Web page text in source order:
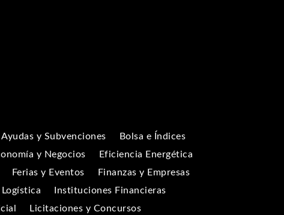
Ayudas y Subvenciones
Bolsa e Índices
y Negocios
Eficiencia Energética
Ferias y Eventos
Finanzas y Empresas
Instituciones Financieras
Licitaciones y Concursos